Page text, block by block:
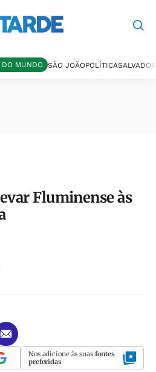
DO MUNDO SÃO JOÃOPOLÍTICASALVADOR
Fluminense às
Nos adicione às suas fontes
preferidas